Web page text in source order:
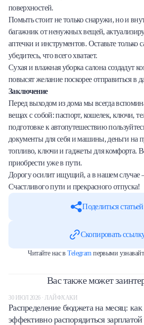
поверхностей.
Помыть стоит не только снаружи, но и
багажник от ненужных вещей,
аптечки и инструментов. Оставьте только
убедитесь, что всего хватает.
Сухая и влажная уборка салона создадут
повысят желание поскорее отправиться в
Заключение
Перед выходом из дома мы всегда
вещах с собой: паспорт, кошелек, ключи,
подготовке к автопутешествию
документы для себя и машины, деньги на
топливо, ключи и гаджеты для комфорта.
приобрести уже в пути.
Дорогу осилит ищущий, а в нашем случае
Счастливого пути и прекрасного отпуска!
Поделиться статьей
Скопировать
Читайте нас вTelegram первыми
Вас также может
30 ИЮЛ 2026 · ЛАЙФХАКИ
Распределение бюджета на месяц: как
эффективно распорядиться зарплатой